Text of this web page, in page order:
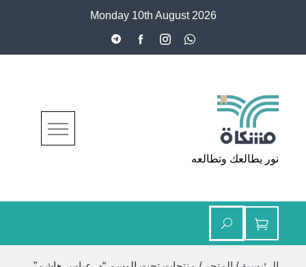
Monday 10th August 2026
مشكاة
نور يطالعك وتطالعه